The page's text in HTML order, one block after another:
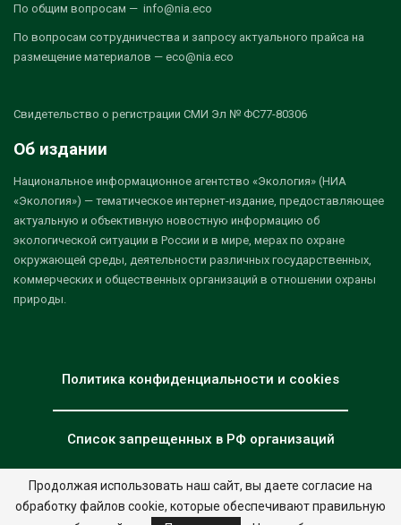
По общим вопросам — info@nia.eco
По вопросам сотрудничества и запросу актуального прайса на
размещение материалов — eco@nia.eco
Свидетельство о регистрации СМИ Эл № ФС77-80306
Об издании
Национальное информационное агентство «Экология» (НИА
«Экология») — тематическое интернет-издание, предоставляющее
актуальную и объективную новостную информацию об
экологической ситуации в России и в мире, мерах по охране
окружающей среды, деятельности различных государственных,
коммерческих и общественных организаций в отношении охраны
природы.
Политика конфиденциальности и cookies
Список запрещенных в РФ организаций
© 2026 - НИА "Экология". Все права защищены. Дизайн:nia.eco
Продолжая использовать наш сайт, вы даете согласие на
обработку файлов cookie, которые обеспечивают правильную